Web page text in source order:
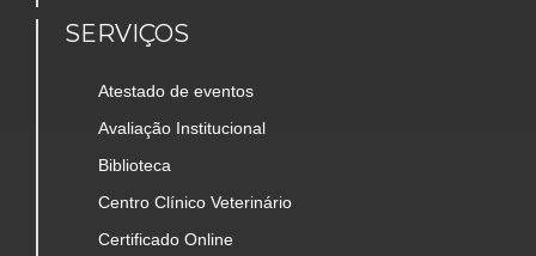
SERVIÇOS
Atestado de eventos
Avaliação Institucional
Biblioteca
Centro Clínico Veterinário
Certificado Online